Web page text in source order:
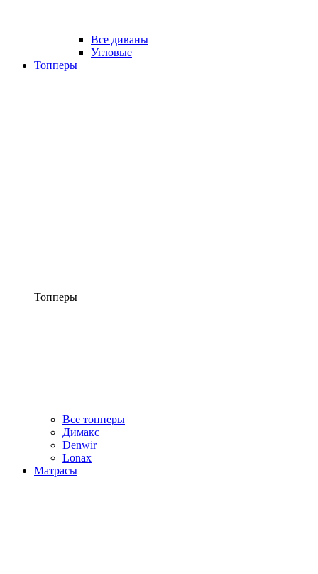
Все диваны
Угловые
Топперы
Топперы
Все топперы
Димакс
Denwir
Lonax
Матрасы